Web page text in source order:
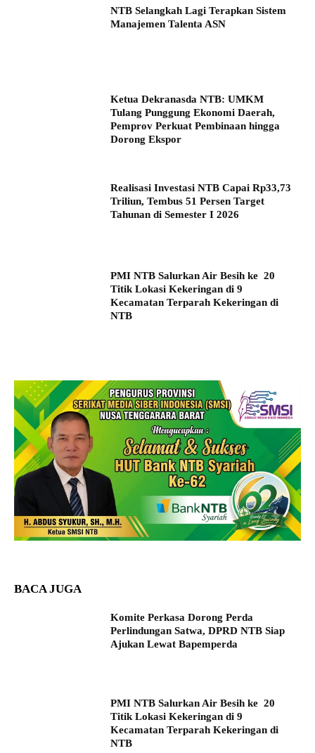
NTB Selangkah Lagi Terapkan Sistem
Manajemen Talenta ASN
Ketua Dekranasda NTB: UMKM
Tulang Punggung Ekonomi Daerah,
Pemprov Perkuat Pembinaan hingga
Dorong Ekspor
Realisasi Investasi NTB Capai Rp33,73
Triliun, Tembus 51 Persen Target
Tahunan di Semester I 2026
PMI NTB Salurkan Air Besih ke 20
Titik Lokasi Kekeringan di 9
Kecamatan Terparah Kekeringan di
NTB
BACA JUGA
Komite Perkasa Dorong Perda
Perlindungan Satwa, DPRD NTB Siap
Ajukan Lewat Bapemperda
PMI NTB Salurkan Air Besih ke 20
Titik Lokasi Kekeringan di 9
Kecamatan Terparah Kekeringan di
NTB